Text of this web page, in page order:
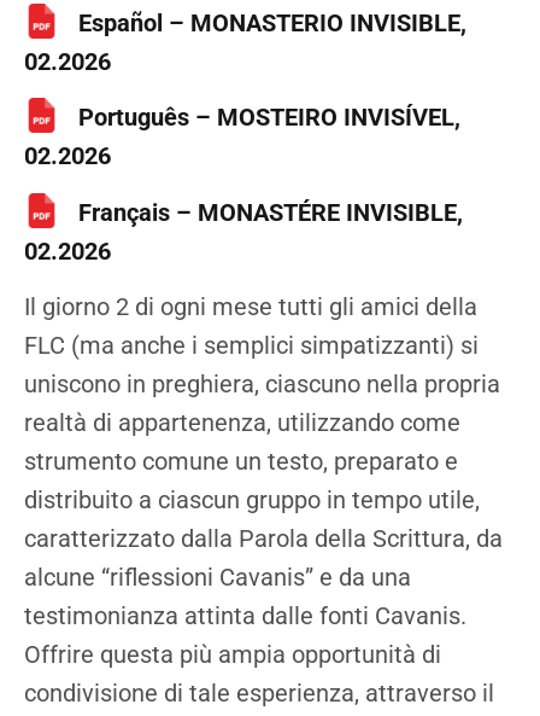
Español – MONASTERIO INVISIBLE,
02.2026
Português – MOSTEIRO INVISÍVEL,
02.2026
Français – MONASTÉRE INVISIBLE,
02.2026
Il giorno 2 di ogni mese tutti gli amici della
FLC (ma anche i semplici simpatizzanti) si
uniscono in preghiera, ciascuno nella propria
realtà di appartenenza, utilizzando come
strumento comune un testo, preparato e
distribuito a ciascun gruppo in tempo utile,
caratterizzato dalla Parola della Scrittura, da
alcune “riflessioni Cavanis” e da una
testimonianza attinta dalle fonti Cavanis.
Offrire questa più ampia opportunità di
condivisione di tale esperienza, attraverso il